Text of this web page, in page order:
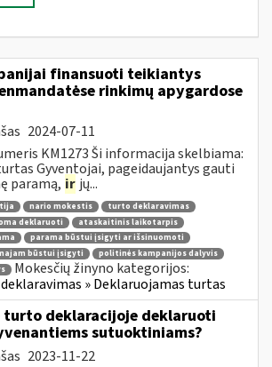
finansuoti teikiantys
rinkimų apygardose
2024-07-11
KM1273 Ši informacija skelbiama:
Gyventojai, pageidaujantys gauti
paramą, ir jų...
nario mokestis
turto deklaravimas
deklaruoti
ataskaitinis laikotarpis
parama būstui įsigyti ar išsinuomoti
būstui įsigyti
politinės kampanijos dalyvis
Mokesčių žinyno kategorijos:
» Deklaruojamas turtas
turto deklaracijoje deklaruoti
sutuoktiniams?
2023-11-22